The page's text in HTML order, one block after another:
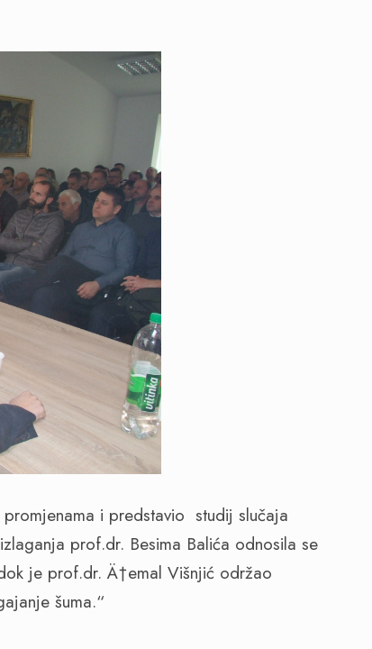
i predstavio studij slučaja
prof.dr. Besima Balića odnosila se
je prof.dr. Ä†emal Višnjić održao
šuma.“